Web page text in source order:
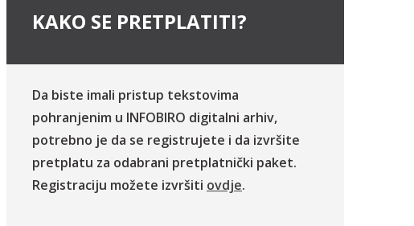
KAKO SE PRETPLATITI?
Da biste imali pristup tekstovima
pohranjenim u INFOBIRO digitalni arhiv,
potrebno je da se registrujete i da izvršite
pretplatu za odabrani pretplatnički paket.
Registraciju možete izvršiti ovdje.